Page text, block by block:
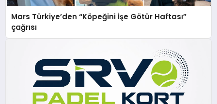
Mars Türkiye’den “Köpeğini İşe Götür Haftası”
çağrısı